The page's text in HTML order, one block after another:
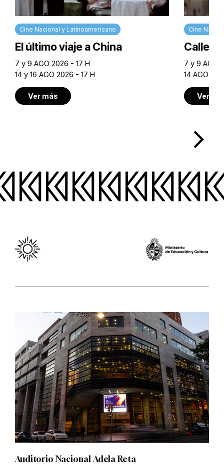
Cine Nacional y Latinoamericano
El último viaje a China
7 y 9 AGO 2026 - 17 H
14 y 16 AGO 2026 - 17 H
Ver más
Cine
Calle
7 y 9 AGO
14 AGO
Ver
arrow_forward_ios
Auditorio Nacional Adela Reta